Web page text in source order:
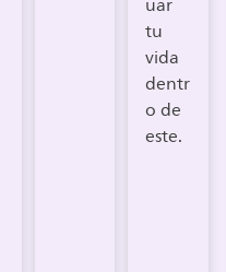
tu
vida
dentr
o de
este.